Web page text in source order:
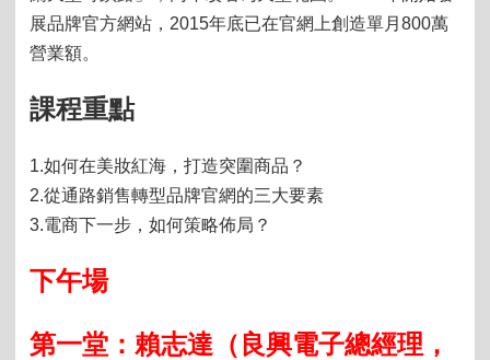
展品牌官方網站，2015年底已在官網上創造單月800萬
營業額。
課程重點
1.如何在美妝紅海，打造突圍商品？
2.從通路銷售轉型品牌官網的三大要素
3.電商下一步，如何策略佈局？
下午場
第一堂： 賴志達（良興電子總經理，